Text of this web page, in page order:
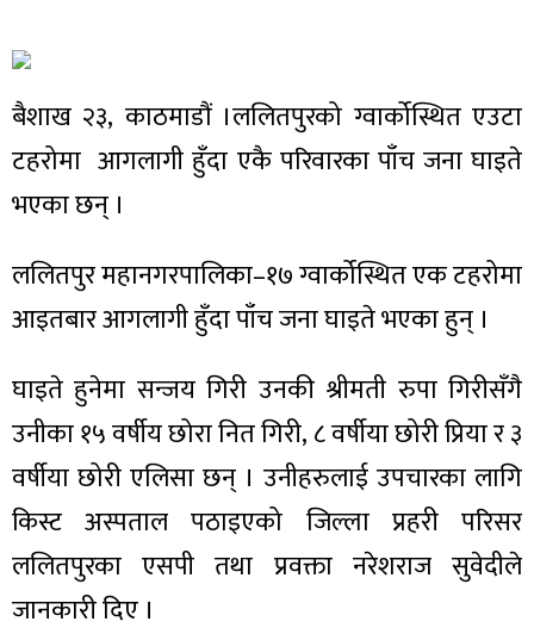
बैशाख २३, काठमाडौं ।ललितपुरको ग्वार्कोस्थित एउटा
टहरोमा आगलागी हुँदा एकै परिवारका पाँच जना घाइते
भएका छन् ।
ललितपुर महानगरपालिका–१७ ग्वार्कोस्थित एक टहरोमा
आइतबार आगलागी हुँदा पाँच जना घाइते भएका हुन् ।
घाइते हुनेमा सन्जय गिरी उनकी श्रीमती रुपा गिरीसँगै
उनीका १५ वर्षीय छोरा नित गिरी, ८ वर्षीया छोरी प्रिया र ३
वर्षीया छोरी एलिसा छन् । उनीहरुलाई उपचारका लागि
किस्ट अस्पताल पठाइएको जिल्ला प्रहरी परिसर
ललितपुरका एसपी तथा प्रवक्ता नरेशराज सुवेदीले
जानकारी दिए ।